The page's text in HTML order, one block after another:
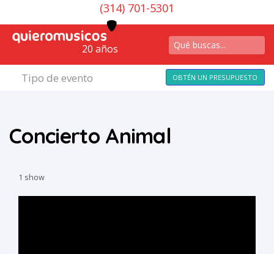
(314) 701-5301
20 años
Tipo de evento OBTÉN UN PRESUPUESTO
Concierto Animal
1 show